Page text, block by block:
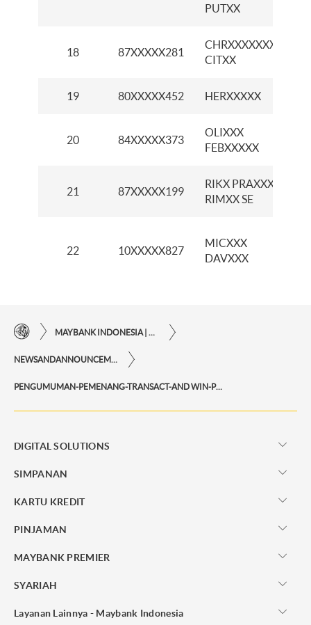
PUTXX
18 87XXXXX281
CHRXXXXXXXX
CITXX
19 80XXXXX452 HERXXXXX
20 84XXXXX373
OLIXXX
FEBXXXXX
21 87XXXXX199
RIKX PRAXXXX
RIMXX SE
22 10XXXXX827
MICXXX
DAVXXX
PENGUMUMAN-PEMENANG-TRANSACT-AND WIN-PERIODE-MARET-2026-PERIODE-2
DIGITAL SOLUTIONS
SIMPANAN
KARTU KREDIT
PINJAMAN
MAYBANK PREMIER
SYARIAH
Layanan Lainnya - Maybank Indonesia